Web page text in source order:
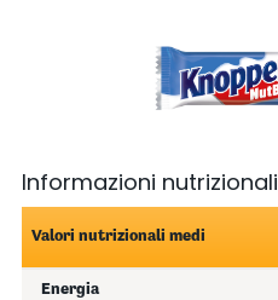
Informazioni nutrizionali
Valori nutrizionali medi
Energia